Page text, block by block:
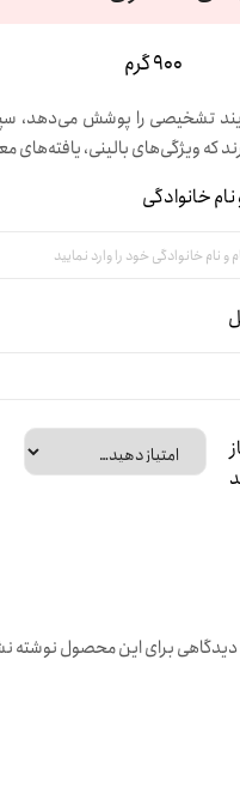
900 گرم
تشخیصی را پوشش می‌دهد،
که ویژگی‌های بالینی، یافته‌های
نام خانوادگی
برای این محصول نوشته